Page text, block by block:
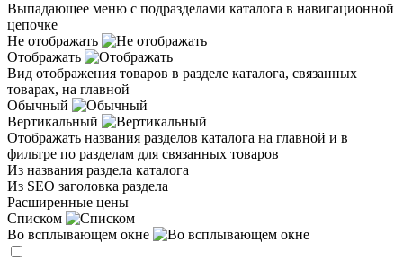
Выпадающее меню с подразделами каталога в навигационной
цепочке
Не отображать
Отображать
Вид отображения товаров в разделе каталога, связанных
товарах, на главной
Обычный
Вертикальный
Отображать названия разделов каталога на главной и в
фильтре по разделам для связанных товаров
Из названия раздела каталога
Из SEO заголовка раздела
Расширенные цены
Списком
Во всплывающем окне